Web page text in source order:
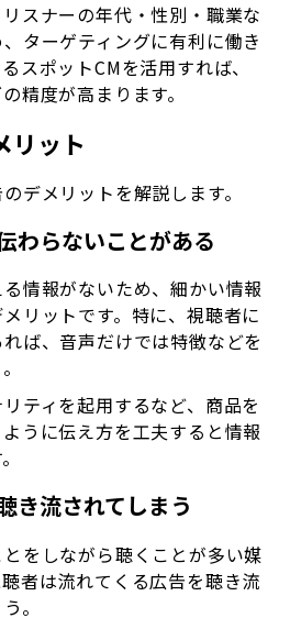
スナーの年代・性別・職業な
ターゲティングに有利に働き
スポットCMを活用すれば、
精度が高まります。
リット
デメリットを解説します。
わらないことがある
情報がないため、細かい情報
リットです。特に、視聴者に
ば、音声だけでは特徴などを
ティを起用するなど、商品を
うに伝え方を工夫すると情報
き流されてしまう
をしながら聴くことが多い媒
者は流れてくる広告を聴き流
。